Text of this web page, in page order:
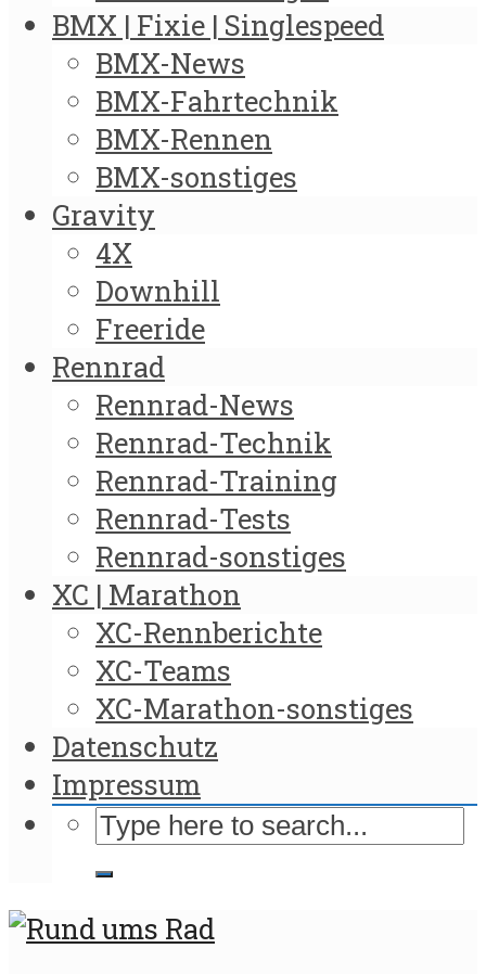
BMX | Fixie | Singlespeed
BMX-News
BMX-Fahrtechnik
BMX-Rennen
BMX-sonstiges
Gravity
4X
Downhill
Freeride
Rennrad
Rennrad-News
Rennrad-Technik
Rennrad-Training
Rennrad-Tests
Rennrad-sonstiges
XC | Marathon
XC-Rennberichte
XC-Teams
XC-Marathon-sonstiges
Datenschutz
Impressum